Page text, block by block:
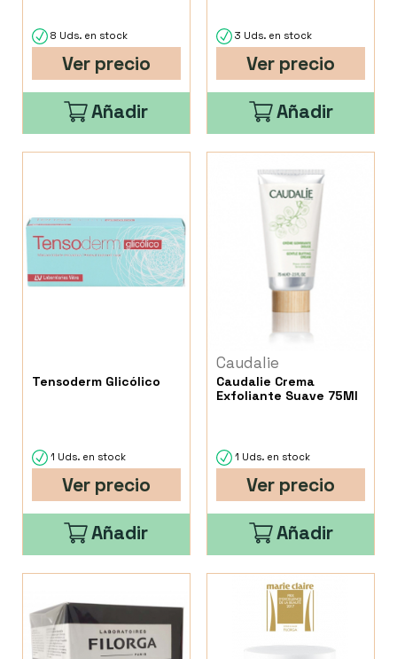
8 Uds. en stock
Ver precio
Añadir
3 Uds. en stock
Ver precio
Añadir
Tensoderm Glicólico
1 Uds. en stock
Ver precio
Añadir
Caudalie
Caudalie Crema
Exfoliante Suave 75Ml
1 Uds. en stock
Ver precio
Añadir